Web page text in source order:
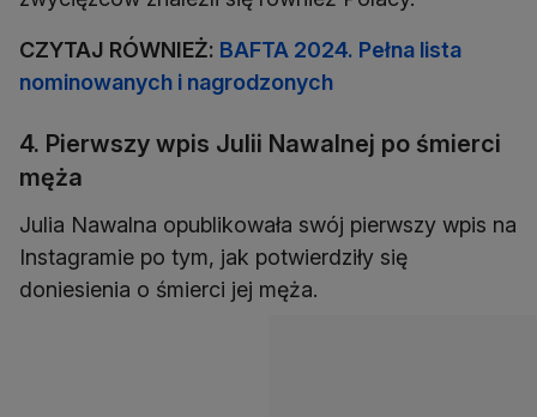
CZYTAJ RÓWNIEŻ: BAFTA 2024. Pełna lista
nominowanych i nagrodzonych
4. Pierwszy wpis Julii Nawalnej po śmierci
męża
Julia Nawalna opublikowała swój pierwszy wpis na
Instagramie po tym, jak potwierdziły się